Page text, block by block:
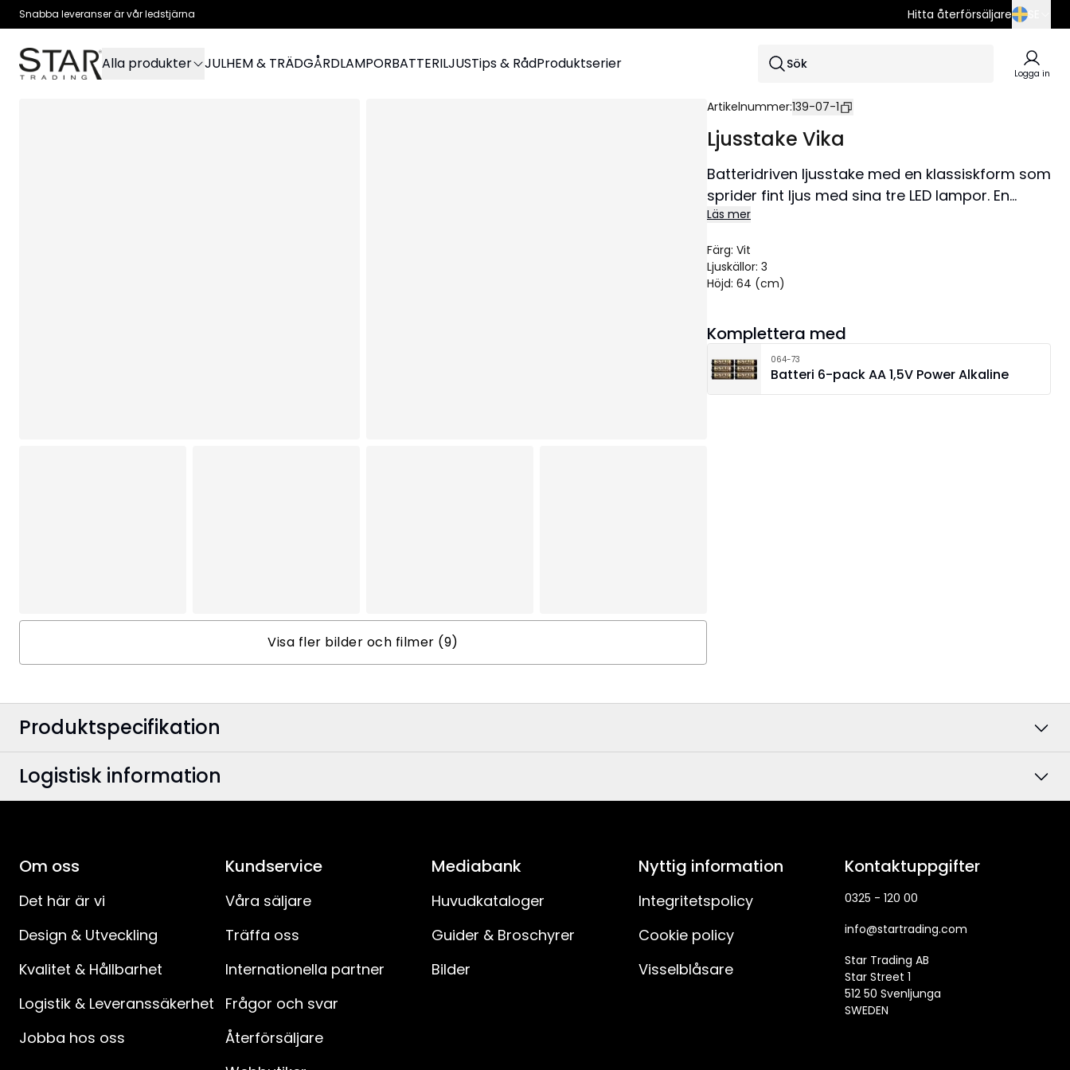
Snabba leveranser är vår ledstjärna Hitta återförsäljare
SE
EN
Alla produkter JULHEM & TRÄDGÅRDLAMPORBATTERILJUSTips & RådProduktserier Sök
Logga in
Visa fler bilder och filmer (9)
Artikelnummer:139-07-1
Ljusstake Vika
Batteridriven ljusstake med en klassiskform som
sprider fint ljus med sina tre LED lampor. En
ljusstake att ta fram så fort mörkret tagit plats
på skänk. Ljusstaken kan vikas ihop och blir
därför lätt att förvara. Denna produkt har FSC®-
Storlek 57x64 cm.
Läs mer
Färg: Vit
Ljuskällor: 3
Höjd: 64 (cm)
Komplettera med
064-73
Batteri 6-pack AA 1,5V Power Alkaline
Produktspecifikation
Färg:
Djup:
Användningsområde
Ljuskällor 3
Logistisk information
Artikelnummer
Om oss
Det här är vi
Design & Utveckling
Kvalitet & Hållbarhet
Logistik & Leveranssäkerhet
Jobba hos oss
Kundservice
Våra säljare
Träffa oss
Internationella partner
Frågor och svar
Återförsäljare
Mediabank
Huvudkataloger
Guider & Broschyrer
Bilder
Nyttig information
Integritetspolicy
Cookie policy
Visselblåsare
Kontaktuppgifter
0325 - 120 00
info@startrading.com
Star Trading AB
Star Street 1
512 50 Svenljunga
SWEDEN